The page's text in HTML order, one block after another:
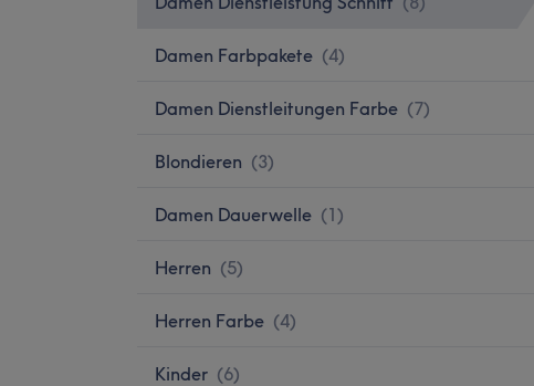
Damen Farbpakete (4)
Damen Dienstleitungen Farbe (7)
Blondieren (3)
Damen Dauerwelle (1)
Herren (5)
Herren Farbe (4)
Kinder (6)